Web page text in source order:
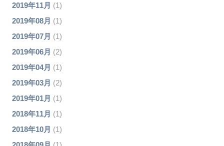
2019年11月 (1)
2019年08月 (1)
2019年07月 (1)
2019年06月 (2)
2019年04月 (1)
2019年03月 (2)
2019年01月 (1)
2018年11月 (1)
2018年10月 (1)